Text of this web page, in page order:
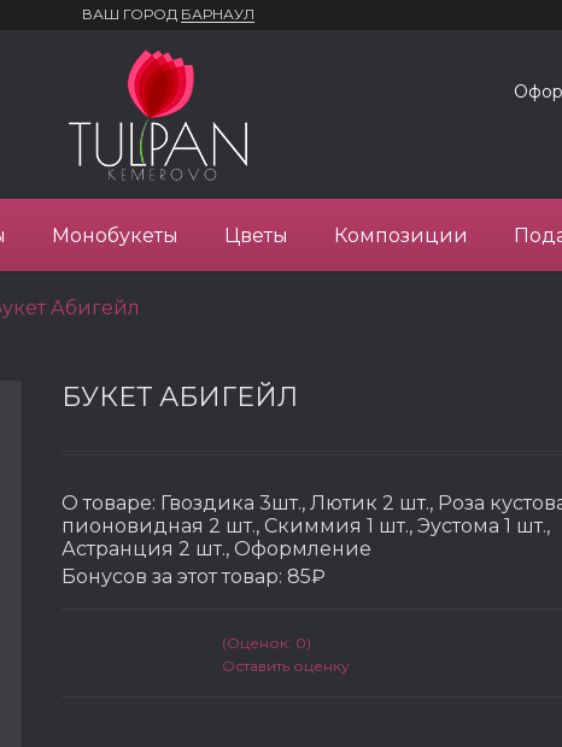
ВАШ ГОРОД БАРНАУЛ
Монобукеты Цветы Композиции
Абигейл
БУКЕТ АБИГЕЙЛ
О товаре: Гвоздика 3шт., Лютик 2 шт., Роза
пионовидная 2 шт., Скиммия 1 шт., Эустома 1 шт.,
Астранция 2 шт., Оформление
Бонусов за этот товар: 85₽
(Оценок: 0)
Оставить оценку